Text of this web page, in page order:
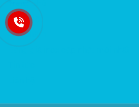
Giới thiệu
Sản phẩm